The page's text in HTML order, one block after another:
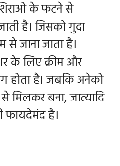
के फटने से
है। जिसको गुदा
से जाना जाता है।
के लिए क्रीम और
होता है। जबकि अनेको
मिलकर बना, जात्यादि
है।